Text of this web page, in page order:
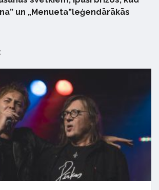
un „Menueta”leģendārākās